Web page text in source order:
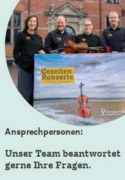
Ansprechpersonen:
Unser Team beantwortet
gerne Ihre Fragen.